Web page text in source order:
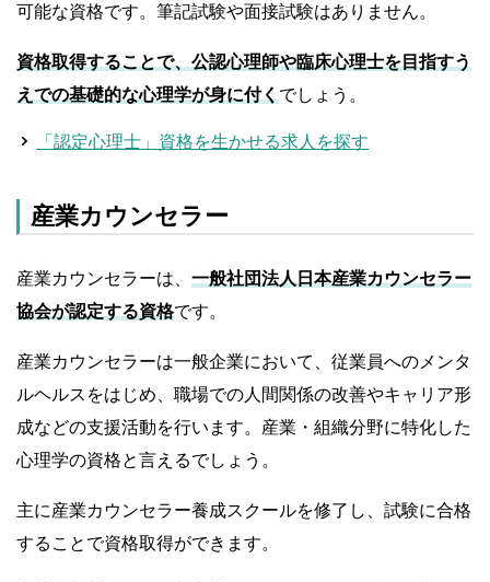
可能な資格です。筆記試験や面接試験はありません。
資格取得することで、公認心理師や臨床心理士を目指すう
えでの基礎的な心理学が身に付く でしょう。
「認定心理士」資格を生かせる求人を探す
産業カウンセラー
産業カウンセラーは、 一般社団法人日本産業カウンセラー
協会が認定する資格です。
産業カウンセラーは一般企業において、従業員へのメンタ
ルヘルスをはじめ、職場での人間関係の改善やキャリア形
成などの支援活動を行います。産業・組織分野に特化した
心理学の資格と言えるでしょう。
主に産業カウンセラー養成スクールを修了し、試験に合格
することで資格取得ができます。